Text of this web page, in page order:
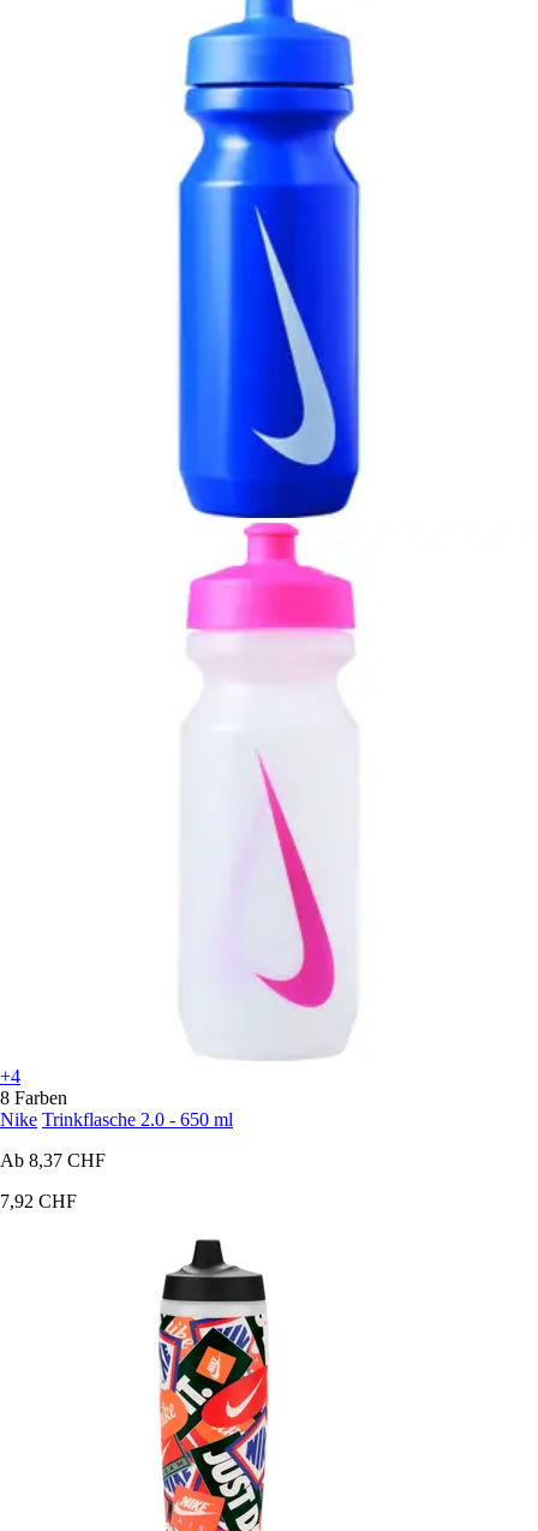
+4
8 Farben
Nike Trinkflasche 2.0 - 650 ml
Ab 8,37 CHF
7,92 CHF